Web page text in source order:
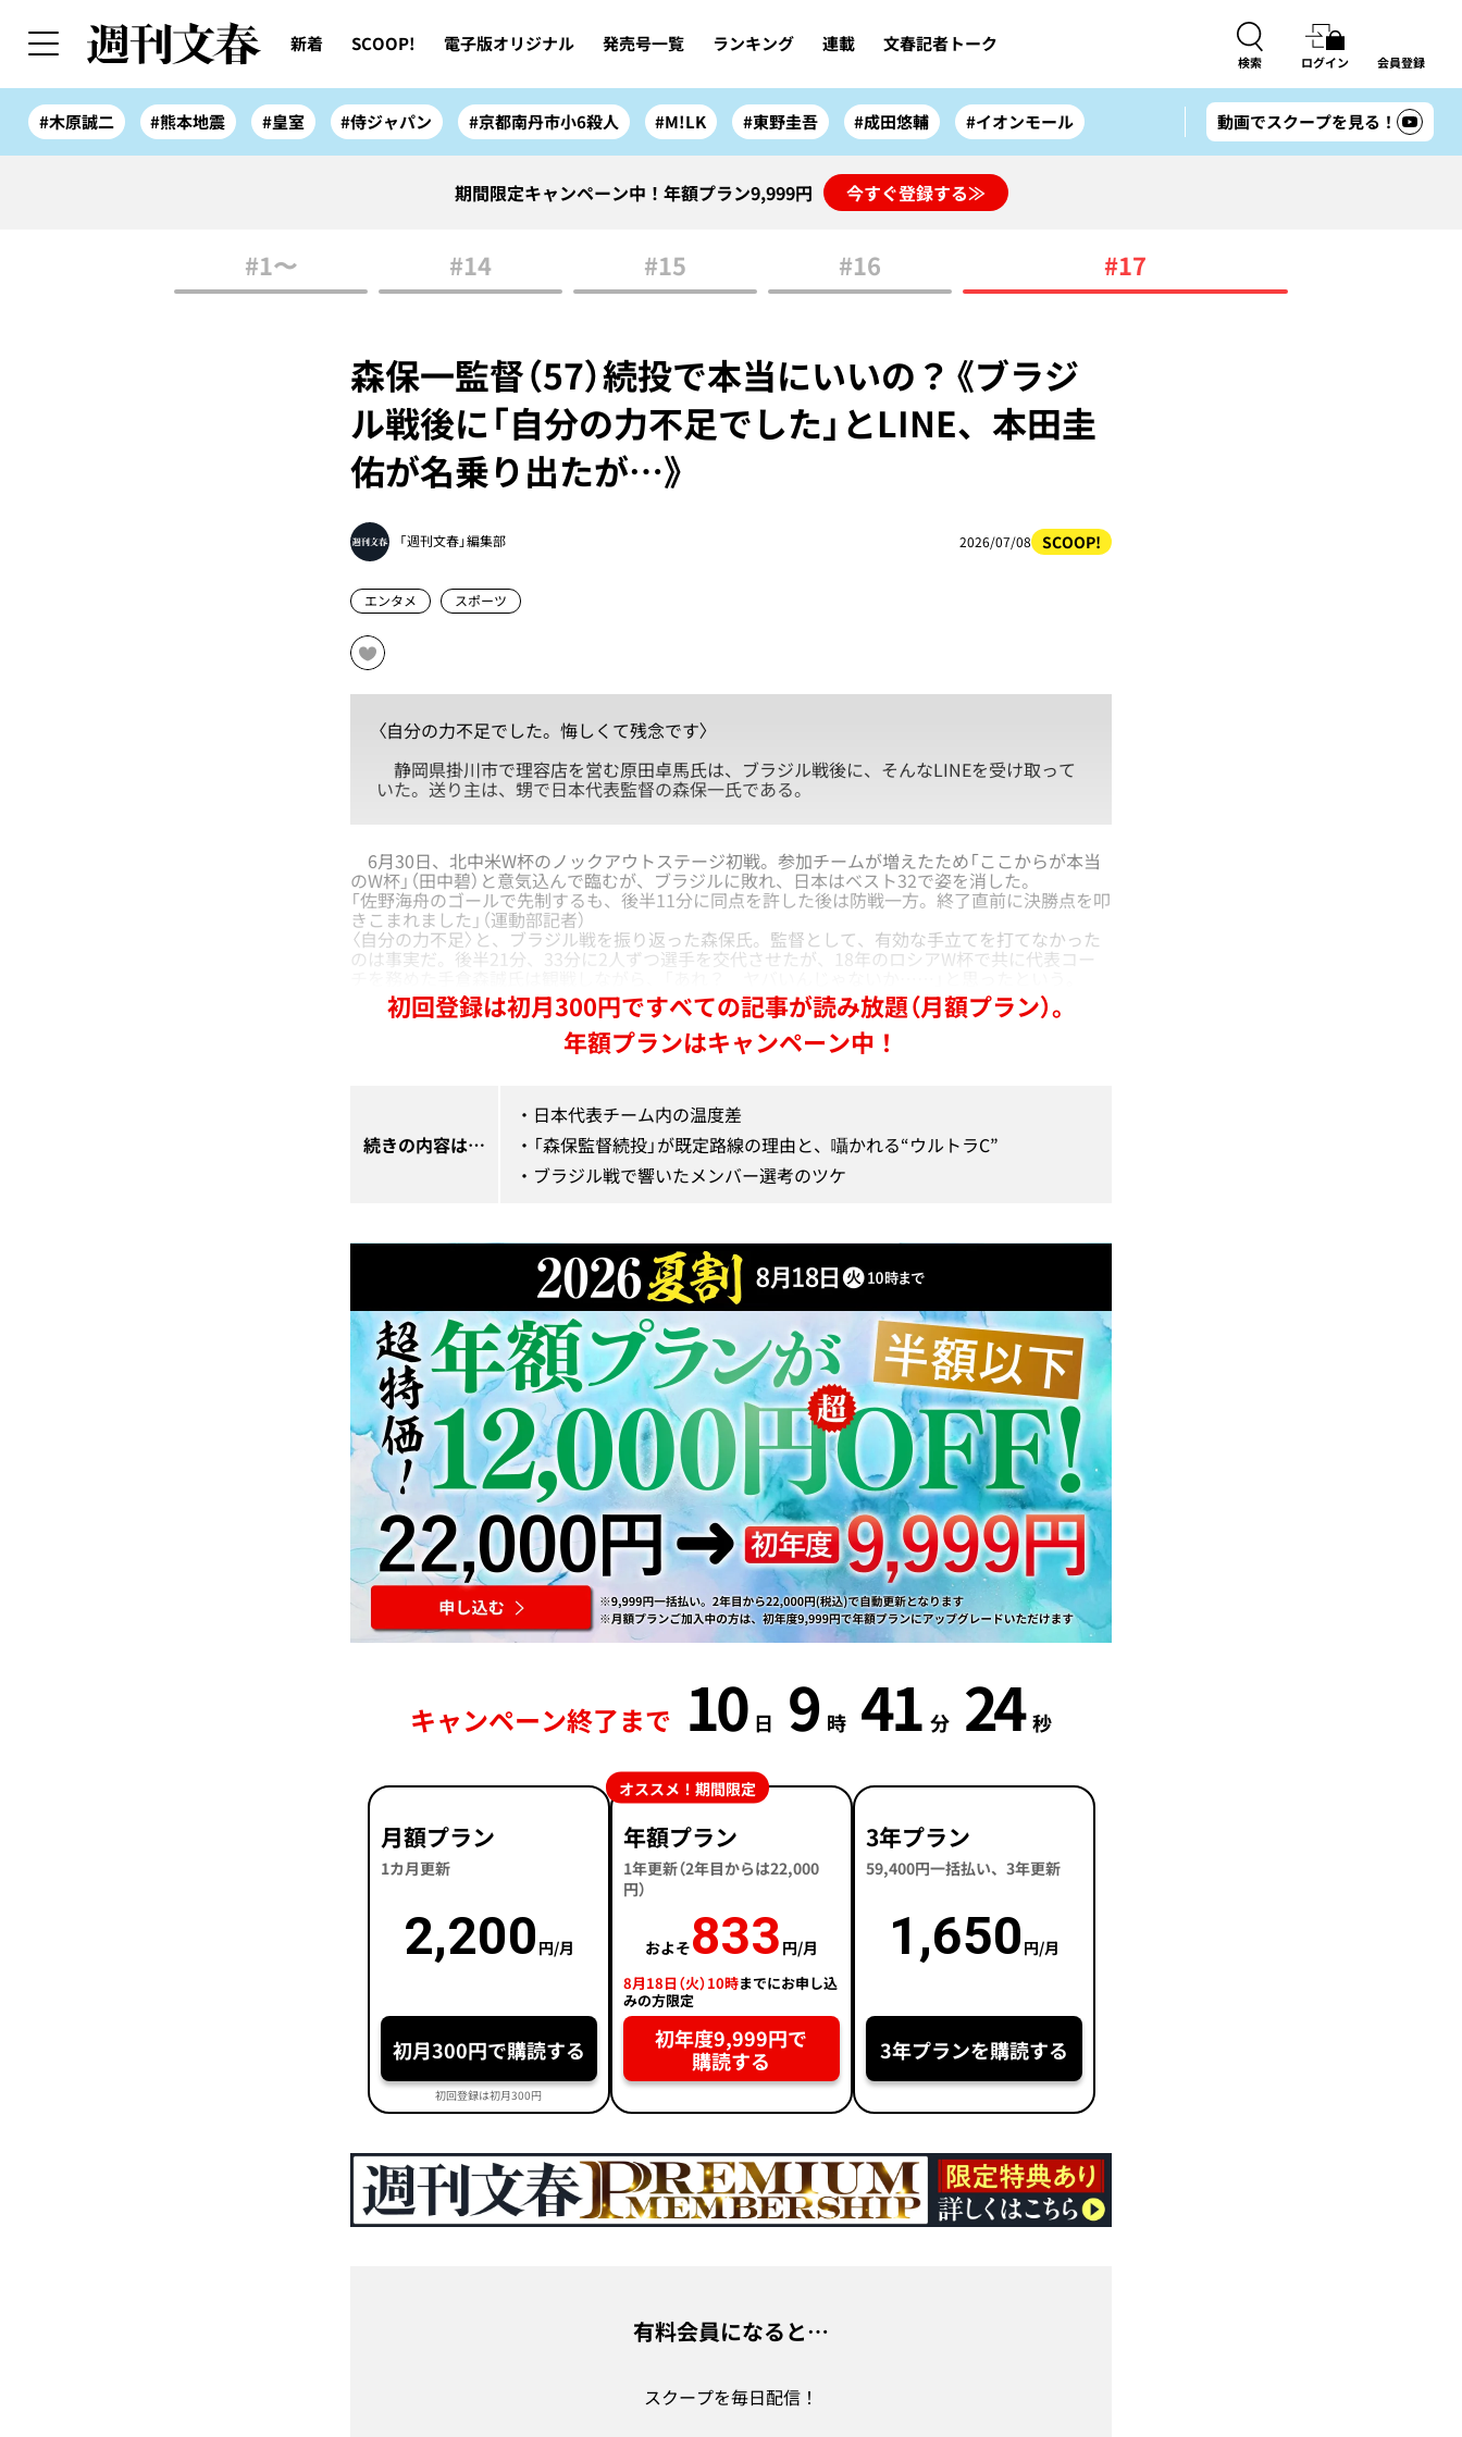
新着 SCOOP! 電子版オリジナル 発売号一覧 ランキング 連載 文春記者トーク
検索 ログイン 会員登録
#木原誠二 #熊本地震 #皇室 #侍ジャパン #京都南丹市小6殺人 #M!LK #東野圭吾 #成田悠輔 #イオンモール 動画でスクープを見る！
期間限定キャンペーン中！年額プラン9,999円 今すぐ登録する≫
#1〜 #14 #15 #16 #17
森保一監督（57）続投で本当にいいの？《ブラジ
ル戦後に「自分の力不足でした」とLINE、本田圭
佑が名乗り出たが…》
「週刊文春」編集部 2026/07/08 SCOOP!
エンタメ スポーツ
〈自分の力不足でした。悔しくて残念です〉
静岡県掛川市で理容店を営む原田卓馬氏は、ブラジル戦後に、そんなLINEを受け取って
いた。送り主は、甥で日本代表監督の森保一氏である。
6月30日、北中米W杯のノックアウトステージ初戦。参加チームが増えたため「ここからが本当
のW杯」（田中碧）と意気込んで臨むが、ブラジルに敗れ、日本はベスト32で姿を消した。
「佐野海舟のゴールで先制するも、後半11分に同点を許した後は防戦一方。終了直前に決勝点を叩
きこまれました」（運動部記者）
〈自分の力不足〉と、ブラジル戦を振り返った森保氏。監督として、有効な手立てを打てなかった
のは事実だ。後半21分、33分に2人ずつ選手を交代させたが、18年のロシアW杯で共に代表コー
初回登録は初月300円ですべての記事が読み放題（月額プラン）。
年額プランはキャンペーン中！
続きの内容は…
・日本代表チーム内の温度差
・「森保監督続投」が既定路線の理由と、囁かれる“ウルトラC”
・ブラジル戦で響いたメンバー選考のツケ
キャンペーン終了まで 10 日 9 時 41 分 23 秒
月額プラン
1カ月更新
2,200 円/月
初月300円で購読する
初回登録は初月300円
年額プラン
1年更新（2年目からは22,000
円）
およそ833 円/月
8月18日（火）10時までにお申し込
みの方限定
初年度9,999円で
購読する
オススメ！期間限定
3年プラン
59,400円一括払い、3年更新
1,650 円/月
3年プランを購読する
有料会員になると…
スクープを毎日配信！